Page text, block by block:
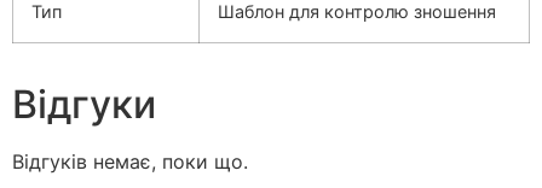
Тип Шаблон для контролю зношення
Відгуки
Відгуків немає, поки що.